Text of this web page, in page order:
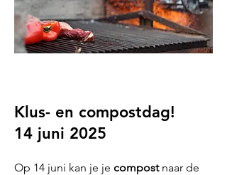
Klus- en compostdag!
14 juni 2025
Op 14 juni kan je je compostnaar de